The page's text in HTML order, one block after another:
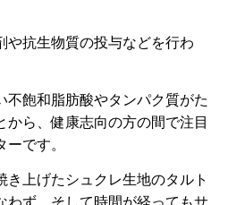
や抗生物質の投与などを行わ
不飽和脂肪酸やタンパク質がた
から、健康志向の方の間で注目
です。
き上げたシュクレ生地のタルト